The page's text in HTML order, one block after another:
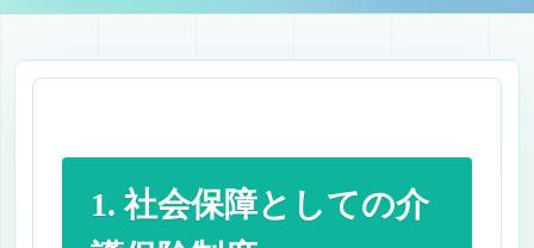
Kite（きて）ちゃんの独り言 ※ご本人・ご家
1. 社会保障としての介